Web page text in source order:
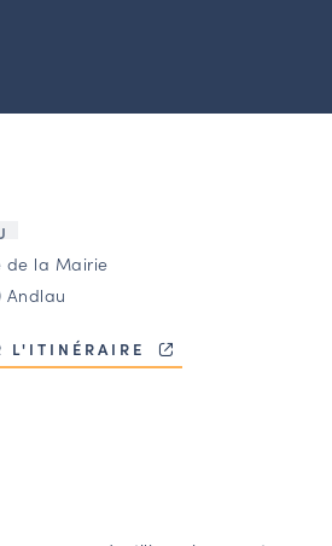
de la Mairie
Andlau
L'ITINÉRAIRE